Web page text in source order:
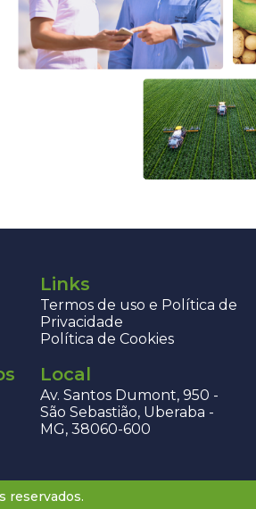
Links
Termos de uso e Política de
Privacidade
Política de Cookies
Local
Av. Santos Dumont, 950 -
São Sebastião, Uberaba -
MG, 38060-600
reservados.